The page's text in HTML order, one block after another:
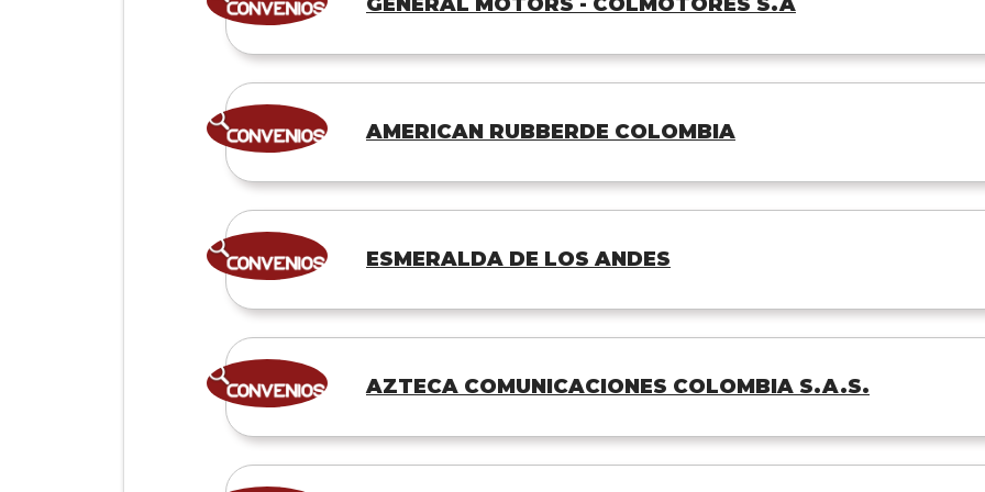
AMERICAN RUBBERDE COLOMBIA
ESMERALDA DE LOS ANDES
AZTECA COMUNICACIONES COLOMBIA S.A.S.